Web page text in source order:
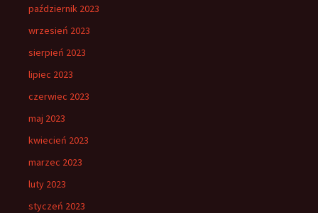
październik 2023
wrzesień 2023
sierpień 2023
lipiec 2023
czerwiec 2023
maj 2023
kwiecień 2023
marzec 2023
luty 2023
styczeń 2023